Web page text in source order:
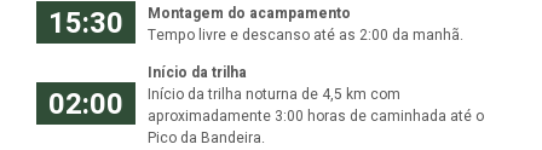
15:30
Montagem do acampamento
Tempo livre e descanso até as 2:00 da manhã.
02:00
Início da trilha
Início da trilha noturna de 4,5 km com
aproximadamente 3:00 horas de caminhada até o
Pico da Bandeira.